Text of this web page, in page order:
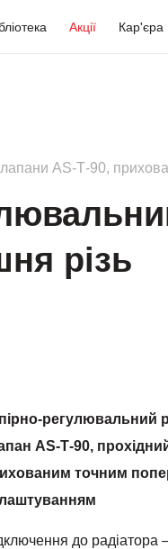
Акції Кар'єра
АS-Т-90,
різь
регулювальний
АS-Т-90,
точним
до радіатора